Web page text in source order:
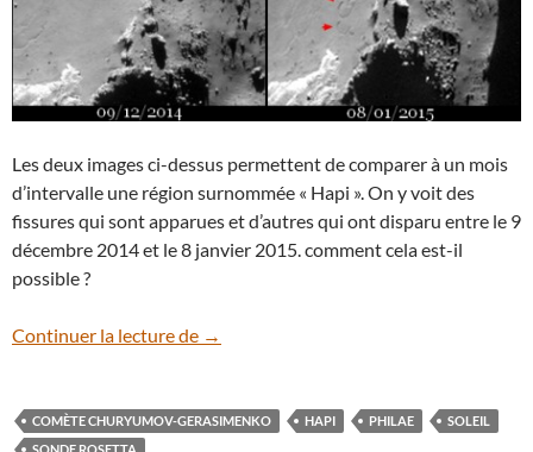
Les deux images ci-dessus permettent de comparer à un mois
d’intervalle une région surnommée « Hapi ». On y voit des
fissures qui sont apparues et d’autres qui ont disparu entre le 9
décembre 2014 et le 8 janvier 2015. comment cela est-il
possible ?
Continuer la lecture de Incroyables changements à la surface
→
COMÈTE CHURYUMOV-GERASIMENKO HAPI PHILAE
SOLEIL